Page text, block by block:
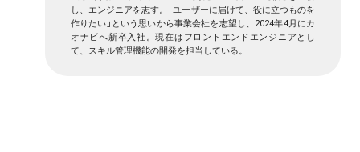
し、エンジニアを志す。「ユーザーに届けて、役に立つものを
作りたい」という思いから事業会社を志望し、2024年4月にカ
オナビへ新卒入社。現在はフロントエンドエンジニアとし
て、スキル管理機能の開発を担当している。